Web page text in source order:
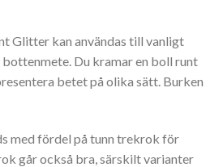
Glitter kan användas till vanligt
Du kramar en boll runt
betet på olika sätt. Burken
med fördel på tunn trekrok för
går också bra, särskilt varianter